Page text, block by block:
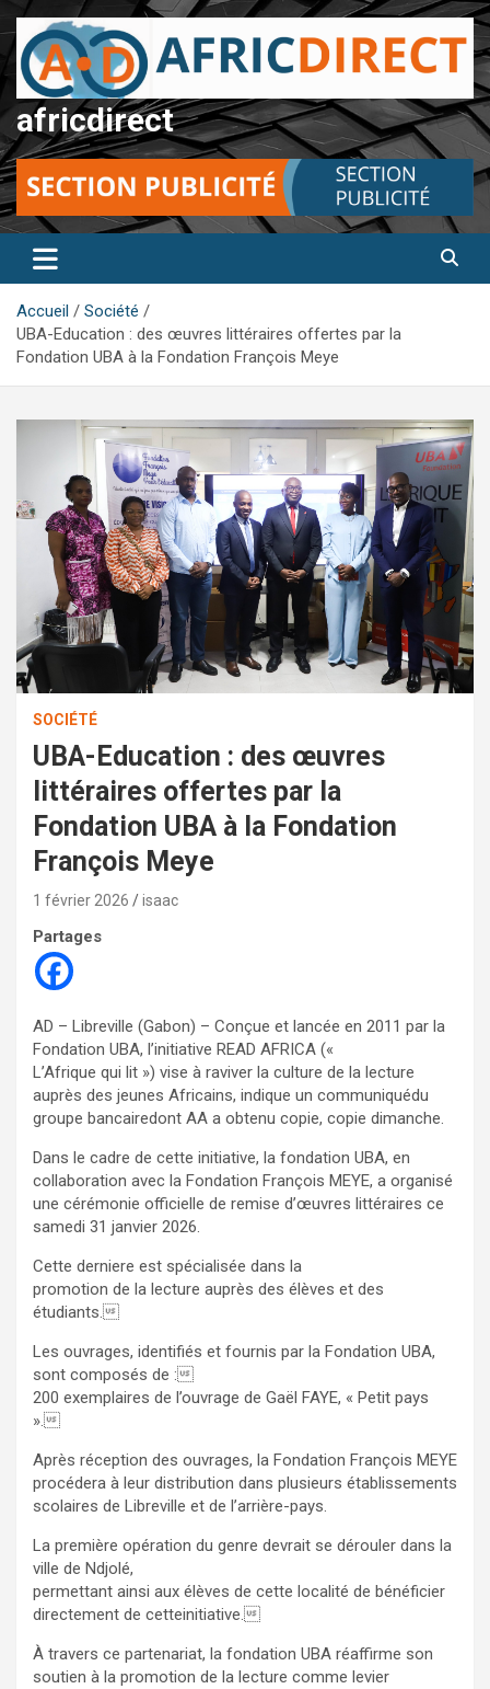
Aller
au
contenu
africdirect
Accueil
Société
UBA-Education : des œuvres littéraires offertes par la
Fondation UBA à la Fondation François Meye
SOCIÉTÉ
UBA-Education : des œuvres
littéraires offertes par la
Fondation UBA à la Fondation
François Meye
1 février 2026 isaac
Partages
AD – Libreville (Gabon) – Conçue et lancée en 2011 par la
Fondation UBA, l’initiative READ AFRICA («
L’Afrique qui lit ») vise à raviver la culture de la lecture
auprès des jeunes Africains, indique un communiquédu
groupe bancairedont AA a obtenu copie, copie dimanche.
Dans le cadre de cette initiative, la fondation UBA, en
collaboration avec la Fondation François MEYE, a organisé
une cérémonie officielle de remise d’œuvres littéraires ce
samedi 31 janvier 2026.
Cette derniere est spécialisée dans la
promotion de la lecture auprès des élèves et des
étudiants.
Les ouvrages, identifiés et fournis par la Fondation UBA,
sont composés de :
200 exemplaires de l’ouvrage de Gaël FAYE, « Petit pays
».
Après réception des ouvrages, la Fondation François MEYE
procédera à leur distribution dans plusieurs établissements
scolaires de Libreville et de l’arrière-pays.
La première opération du genre devrait se dérouler dans la
ville de Ndjolé,
permettant ainsi aux élèves de cette localité de bénéficier
directement de cetteinitiative.
À travers ce partenariat, la fondation UBA réaffirme son
soutien à la promotion de la lecture comme levier